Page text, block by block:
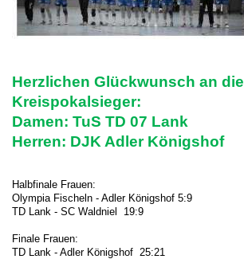
Herzlichen Glückwunsch an die
Kreispokalsieger:
Damen: TuS TD 07 Lank
Herren: DJK Adler Königshof
Halbfinale Frauen:
Olympia Fischeln - Adler Königshof 5:9
TD Lank - SC Waldniel 19:9
Finale Frauen:
TD Lank - Adler Königshof 25:21